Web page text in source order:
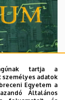
tartja a
adatok
Egyetem a
Általános